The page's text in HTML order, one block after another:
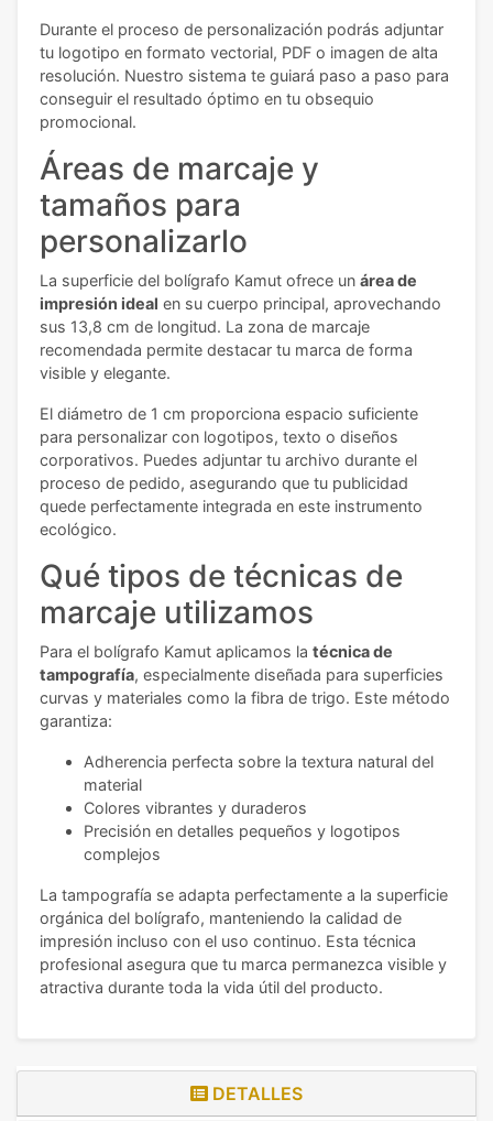
Durante el proceso de personalización podrás adjuntar
tu logotipo en formato vectorial, PDF o imagen de alta
resolución. Nuestro sistema te guiará paso a paso para
conseguir el resultado óptimo en tu obsequio
promocional.
Áreas de marcaje y
tamaños para
personalizarlo
La superficie del bolígrafo Kamut ofrece un área de
impresión ideal en su cuerpo principal, aprovechando
sus 13,8 cm de longitud. La zona de marcaje
recomendada permite destacar tu marca de forma
visible y elegante.
El diámetro de 1 cm proporciona espacio suficiente
para personalizar con logotipos, texto o diseños
corporativos. Puedes adjuntar tu archivo durante el
proceso de pedido, asegurando que tu publicidad
quede perfectamente integrada en este instrumento
ecológico.
Qué tipos de técnicas de
marcaje utilizamos
Para el bolígrafo Kamut aplicamos la técnica de
tampografía, especialmente diseñada para superficies
curvas y materiales como la fibra de trigo. Este método
garantiza:
Adherencia perfecta sobre la textura natural del
material
Colores vibrantes y duraderos
Precisión en detalles pequeños y logotipos
complejos
La tampografía se adapta perfectamente a la superficie
orgánica del bolígrafo, manteniendo la calidad de
impresión incluso con el uso continuo. Esta técnica
profesional asegura que tu marca permanezca visible y
atractiva durante toda la vida útil del producto.
DETALLES